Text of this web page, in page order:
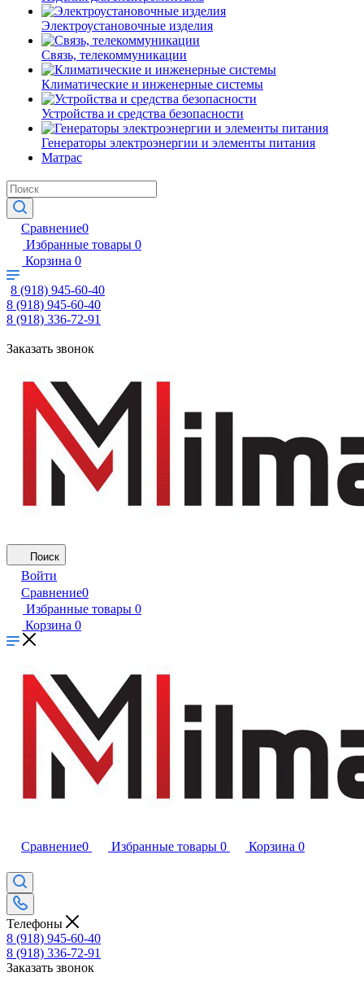
Электроустановочные изделия
Связь, телекоммуникации
Климатические и инженерные системы
Устройства и средства безопасности
Генераторы электроэнергии и элементы питания
Матрас
Сравнение0
Избранные товары 0
Корзина 0
8 (918) 945-60-40
8 (918) 945-60-40
8 (918) 336-72-91
Заказать звонок
Поиск
Войти
Сравнение0
Избранные товары 0
Корзина 0
Сравнение0 Избранные товары 0 Корзина 0
Телефоны
8 (918) 945-60-40
8 (918) 336-72-91
Заказать звонок